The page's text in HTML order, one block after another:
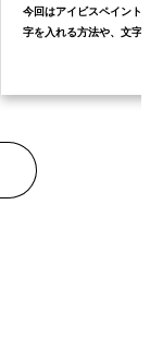
今回はアイビスペイント
字を入れる方法や、文字
法」について詳しく解説
スペイ…